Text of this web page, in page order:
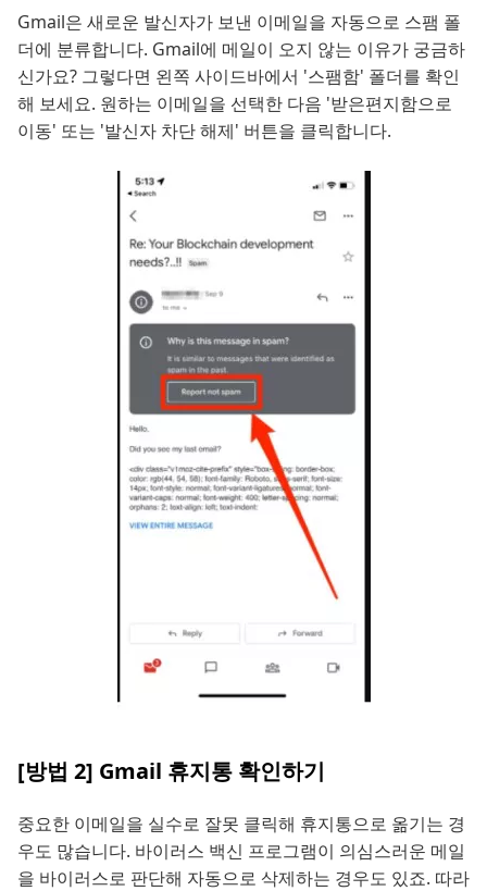
Gmail은 새로운 발신자가 보낸 이메일을 자동으로 스팸 폴
더에 분류합니다. Gmail에 메일이 오지 않는 이유가 궁금하
신가요? 그렇다면 왼쪽 사이드바에서 '스팸함' 폴더를 확인
해 보세요. 원하는 이메일을 선택한 다음 '받은편지함으로
이동' 또는 '발신자 차단 해제' 버튼을 클릭합니다.
[방법 2] Gmail 휴지통 확인하기
중요한 이메일을 실수로 잘못 클릭해 휴지통으로 옮기는 경
우도 많습니다. 바이러스 백신 프로그램이 의심스러운 메일
을 바이러스로 판단해 자동으로 삭제하는 경우도 있죠. 따라